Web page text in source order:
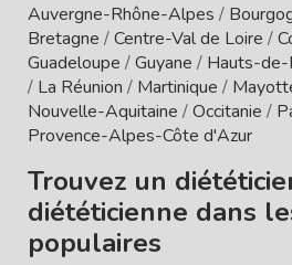
Auvergne-Rhône-Alpes /
Bretagne /Centre-Val de Loire /
Guadeloupe /Guyane / Hauts-de-
/ La Réunion / Martinique /
Nouvelle-Aquitaine /Occitanie /
Provence-Alpes-Côte d'Azur
Trouvez un
diététicienne dans
populaires